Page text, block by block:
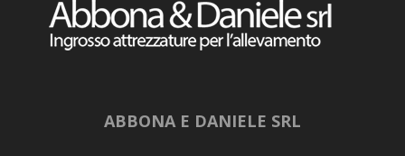
ABBONA E DANIELE SRL